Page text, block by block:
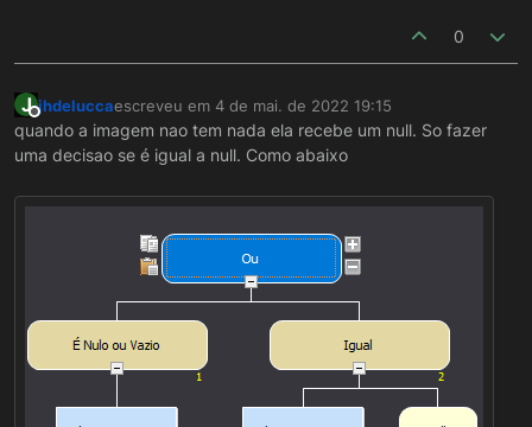
0
J
Offline
jhdeluccaescreveu em 4 de mai. de 2022 19:15
última edição por
quando a imagem nao tem nada ela recebe um null. So fazer
uma decisao se é igual a null. Como abaixo